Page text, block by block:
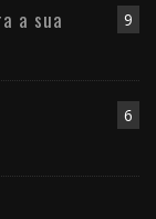
9
a sua
6